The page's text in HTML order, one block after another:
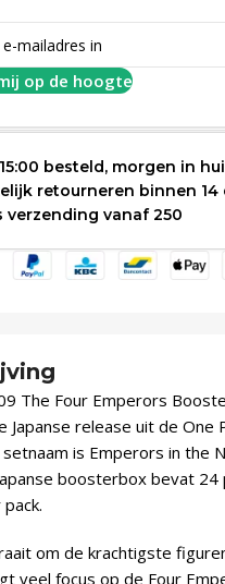
op de hoogte
besteld, morgen in
retourneren binnen 14
verzending vanaf 250
The Four Emperors
Japanse release uit de One
is Emperors in the
boosterbox bevat 24
om de krachtigste
veel focus op de Four